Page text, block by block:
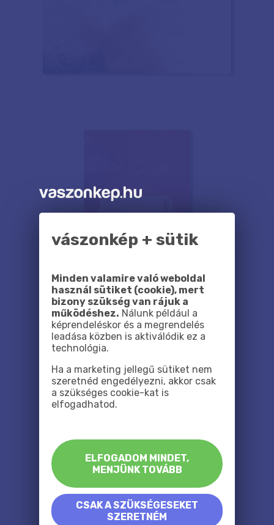
vászonkép + sütik
Minden valamire való weboldal
használ sütiket (cookie), mert
bizony szükség van rájuk a
működéshez. Nálunk például a
képrendeléskor és a megrendelés
leadása közben is aktiválódik ez a
technológia.
Ha a marketing jellegű sütiket nem
szeretnéd engedélyezni, akkor csak
a szükséges cookie-kat is
elfogadhatod.
ELFOGADOM MINDET,
MENJÜNK TOVÁBB
CSAK A SZÜKSÉGESEKET
SZERETNÉM